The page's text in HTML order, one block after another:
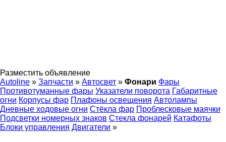
Разместить объявление
Autoline » Запчасти » Автосвет » Фонари Фары
Противотуманные фары Указатели поворота Габаритные
огни Корпусы фар Плафоны освещения Автолампы
Дневные ходовые огни Стёкла фар Проблесковые маячки
Подсветки номерных знаков Стекла фонарей Катафоты
Блоки управления Двигатели »